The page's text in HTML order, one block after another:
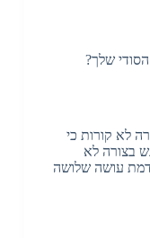
שלך?
לא קורות כי
בצורה לא
עושה שלושה